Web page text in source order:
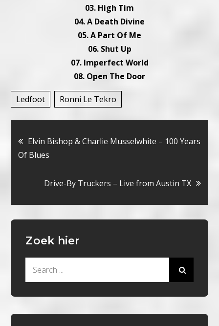
03. High Tim
04. A Death Divine
05. A Part Of Me
06. Shut Up
07. Imperfect World
08. Open The Door
Ledfoot Ronni Le Tekro
Bericht
navigatie
Elvin Bishop & Charlie Musselwhite – 100 Years
Of Blues
Drive-By Truckers – Live from Austin TX
Zoek hier